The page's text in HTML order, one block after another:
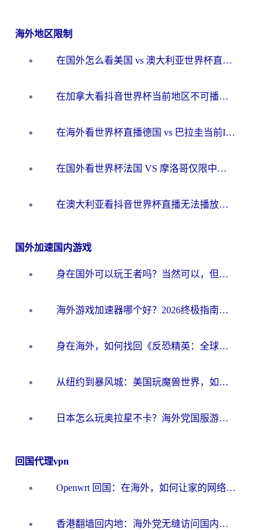
海外地区限制
在国外怎么看美国 vs 澳大利亚世界杯直播？海外党必藏的中文解说观赛指南
在加拿大看抖音世界杯当前地区不可播放？海外党体育观赛终极指南
在海外看世界杯直播德国 vs 巴拉圭当前IP受限制？这篇指南帮你轻松解决地区限制
在国外看世界杯法国 VS 摩洛哥仅限中国大陆？别让地域限制拦下你的欢呼
在澳大利亚看抖音世界杯直播无法播放？海外党体育观赛终极指南来了！
国外加速国内游戏
身在国外可以玩王者吗？当然可以，但你需要这份“加速”指南
海外游戏加速器哪个好？2026终极指南帮你畅玩国服+解决卡顿难题
身在海外，如何找回《反恐精英：全球攻势》国服的丝滑手感？一份给你的终极指南
从纽约到暴风城：美国玩魔兽世界，如何找到你的最佳网络航线
日本怎么玩奥拉星不卡？海外党国服游戏加速器选择全攻略
回国代理vpn
Openwrt 回国：在海外，如何让家的网络触手可及
香港翻墙回内地：海外党无缝访问国内资源的加速器选择全攻略